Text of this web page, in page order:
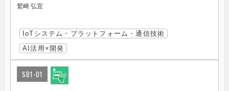
鷲崎 弘宜
IoTシステム・プラットフォーム・通信技術
AI活用×開発
SB1-01